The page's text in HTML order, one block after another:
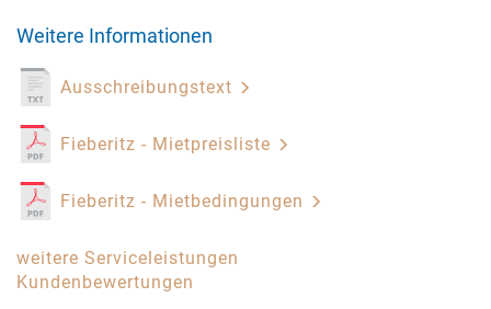
Weitere Informationen
Ausschreibungstext
Fieberitz - Mietpreisliste
Fieberitz - Mietbedingungen
weitere Serviceleistungen
Kundenbewertungen